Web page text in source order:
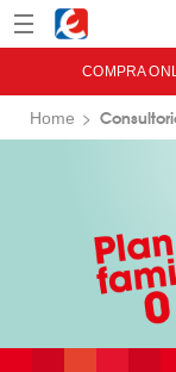
Menú Eroski
COMPRA
Home